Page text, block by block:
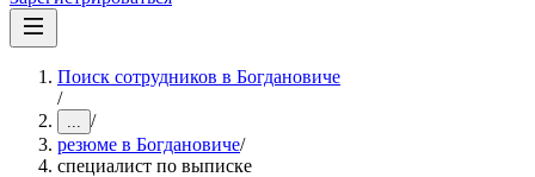
Поиск сотрудников в Богдановиче
/
... /
резюме в Богдановиче/
специалист по выписке